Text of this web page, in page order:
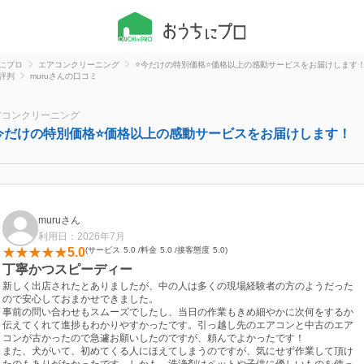
プロ エアコンクリーニング
⭐️今だけの特別価格⭐️価格以上の感動サービスをお届けします
判
muruさんの口コミ
コンクリーニング
だけの特別価格⭐️価格以上の感動サービスをお届けします！
muruさん
利用日：2026年7月
5.0 サービス 5.0 料金 5.0 接客態度 5.0
丁寧かつスピーディー
新しく出店されたとありましたが、中の人は多くの現場経験者の方のようだった
ので安心しておまかせできました。
事前の問い合わせもスムーズでしたし、当日の作業もきめ細やかに次何をするか
伝えてくれて進捗もわかりやすかったです。引っ越し先のエアコンと中古のエア
コンが古かったので急遽お願いしたのですが、頼んでよかったです！
また、犬がいて、初めてくる人にほえてしまうのですが、気にせず作業して頂け